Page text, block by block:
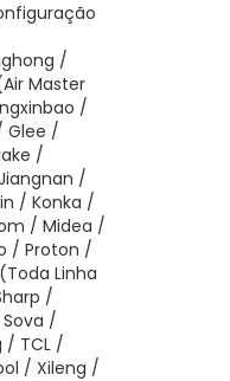
/
Master
/
Glee /
/
/
/ Konka /
/ Midea /
/ Proton /
Linha
/
/
/ TCL /
/ Xileng /